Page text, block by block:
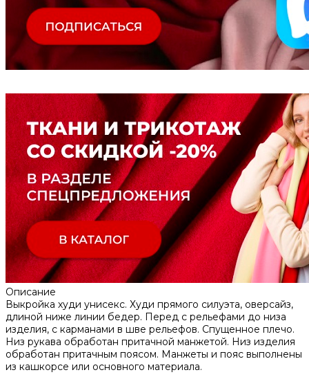
Описание
Выкройка худи унисекс. Худи прямого силуэта, оверсайз,
длиной ниже линии бедер. Перед с рельефами до низа
изделия, с карманами в шве рельефов. Спущенное плечо.
Низ рукава обработан притачной манжетой. Низ изделия
обработан притачным поясом. Манжеты и пояс выполнены
из кашкорсе или основного материала.